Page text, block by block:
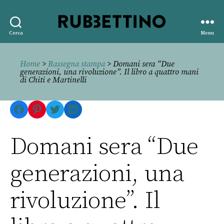
Cerca
editore
Menu
Home > Rassegna stampa> Domani sera “Due
generazioni, una rivoluzione”. Il libro a quattro mani
di Chiti e Martinelli
Facebook
Pinterest
TwitterLinkedIn
Domani sera “Due
generazioni, una
rivoluzione”. Il